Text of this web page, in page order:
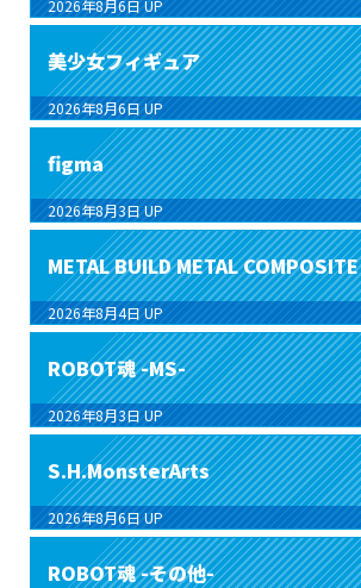
2026年8月6日 UP
美少女フィギュア
2026年8月6日 UP
figma
2026年8月3日 UP
METAL BUILD METAL COMPOSITE
2026年8月4日 UP
ROBOT魂 -MS-
2026年8月3日 UP
S.H.MonsterArts
2026年8月6日 UP
ROBOT魂 -その他-